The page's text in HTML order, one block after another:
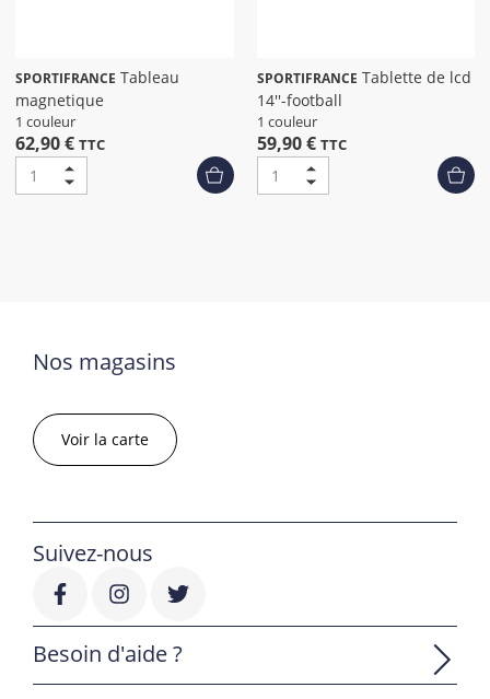
SPORTIFRANCE
magnetique
1 couleur
62,90 € TTC
SPORTIFRANCE
14''-football
1 couleur
59,90 € TTC
Nos magasins
Voir la carte
Suivez-nous
Besoin d'aide ?